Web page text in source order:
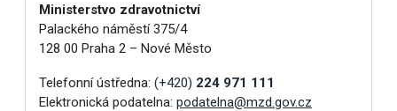
Ministerstvo zdravotnictví
Palackého náměstí 375/4
128 00 Praha 2 – Nové Město
Telefonní ústředna: (+420) 224 971 111
Elektronická podatelna: podatelna@mzd.gov.cz